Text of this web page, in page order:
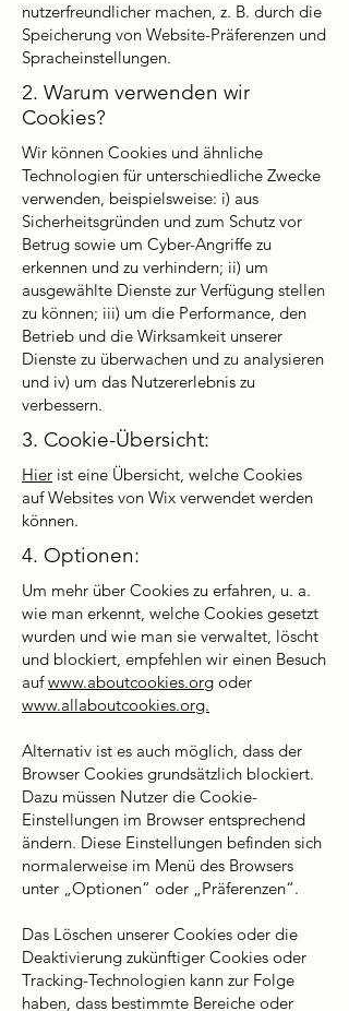
nutzerfreundlicher machen, z. B. durch die
Speicherung von Website-Präferenzen und
Spracheinstellungen.
2. Warum verwenden wir
Cookies?
Wir können Cookies und ähnliche
Technologien für unterschiedliche Zwecke
verwenden, beispielsweise: i) aus
Sicherheitsgründen und zum Schutz vor
Betrug sowie um Cyber-Angriffe zu
erkennen und zu verhindern; ii) um
ausgewählte Dienste zur Verfügung stellen
zu können; iii) um die Performance, den
Betrieb und die Wirksamkeit unserer
Dienste zu überwachen und zu analysieren
und iv) um das Nutzererlebnis zu
verbessern.
3. Cookie-Übersicht:
Hier ist eine Übersicht, welche Cookies
auf Websites von Wix verwendet werden
können.
4. Optionen:
Um mehr über Cookies zu erfahren, u. a.
wie man erkennt, welche Cookies gesetzt
wurden und wie man sie verwaltet, löscht
und blockiert, empfehlen wir einen Besuch
aufwww.aboutcookies.org oder
www.allaboutcookies.org.
Alternativ ist es auch möglich, dass der
Browser Cookies grundsätzlich blockiert.
Dazu müssen Nutzer die Cookie-
Einstellungen im Browser entsprechend
ändern. Diese Einstellungen befinden sich
normalerweise im Menü des Browsers
unter „Optionen“ oder „Präferenzen“.
Das Löschen unserer Cookies oder die
Deaktivierung zukünftiger Cookies oder
Tracking-Technologien kann zur Folge
haben, dass bestimmte Bereiche oder